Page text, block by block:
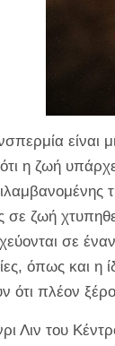
είναι
η ζωή
σε ζωή
σε
όπως και η
ότι πλέον
Λιν του